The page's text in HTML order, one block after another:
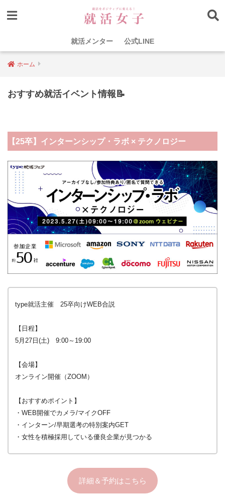
就活メンター 公式LINE
ホーム
おすすめ就活イベント情報📝
【25卒】インターンシップ・ラボ × テクノロジー
type就活主催 25卒向けWEB合説
【日程】
5月27日(土) 9:00～19:00
【会場】
オンライン開催（ZOOM）
【おすすめポイント】
・WEB開催でカメラ/マイクOFF
・インターン/早期選考の特別案内GET
・女性を積極採用している優良企業が見つかる
詳細＆予約はこちら